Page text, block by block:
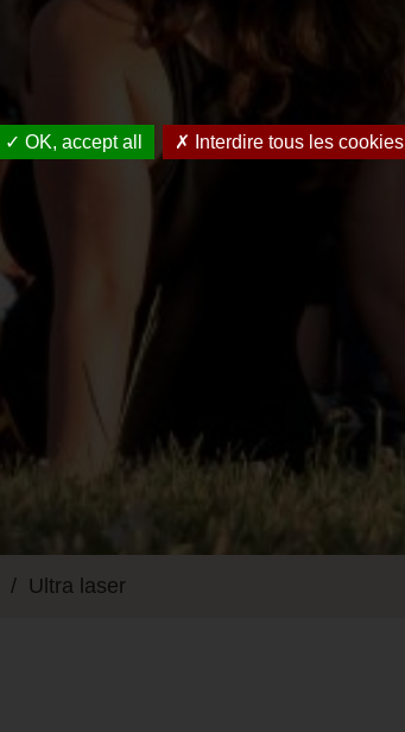
Ultra laser
✓ OK, accept all ✗ Interdire tous les cookies